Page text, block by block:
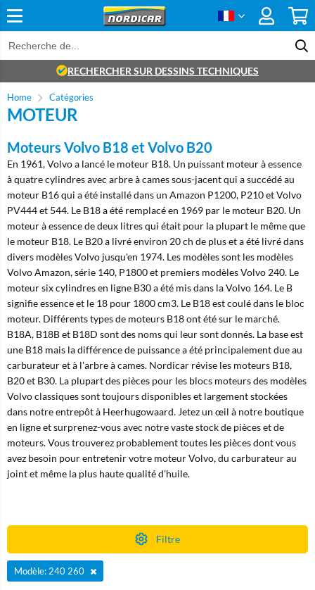
RECHERCHER SUR DESSINS TECHNIQUES
Home Catégories
MOTEUR
Moteurs Volvo B18 et Volvo B20
En 1961, Volvo a lancé le moteur B18. Un puissant moteur à essence
à quatre cylindres avec arbre à cames sous-jacent qui a succédé au
moteur B16 qui a été installé dans un Amazon P1200, P210 et Volvo
PV444 et 544. Le B18 a été remplacé en 1969 par le moteur B20. Un
moteur à essence de deux litres qui était pour la plupart le même que
le moteur B18. Le B20 a livré environ 20 ch de plus et a été livré dans
divers modèles Volvo jusqu'en 1974. Les modèles sont les modèles
Volvo Amazon, série 140, P1800 et premiers modèles Volvo 240. Le
moteur six cylindres en ligne B30 a été mis dans la Volvo 164. Le B
signifie essence et le 18 pour 1800 cm3. Le B18 est coulé dans le bloc
moteur. Différents types de moteurs B18 ont été sur le marché.
B18A, B18B et B18D sont des noms qui leur sont donnés. La base est
une B18 mais la différence de puissance a été principalement due au
carburateur et à l'arbre à cames. Nordicar révise les moteurs B18,
B20 et B30. La plupart des pièces pour les blocs moteurs des modèles
Volvo classiques sont toujours disponibles et largement stockées
dans notre entrepôt à Heerhugowaard. Jetez un œil à notre boutique
en ligne et surprenez-vous avec notre vaste stock de pièces et de
moteurs. Vous trouverez probablement toutes les pièces dont vous
avez besoin pour entretenir votre moteur Volvo, du carburateur au
joint et même la plus haute qualité d'huile.
Filtre
Modèle: 240 260